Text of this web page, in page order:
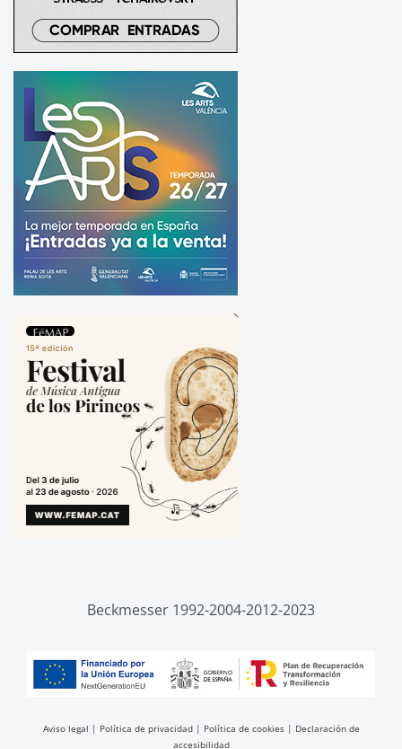
Beckmesser 1992-2004-2012-2023
Aviso legal | Política de privacidad| Política de cookies| Declaración de
accesibilidad